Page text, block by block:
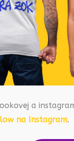
a
na Instagram.